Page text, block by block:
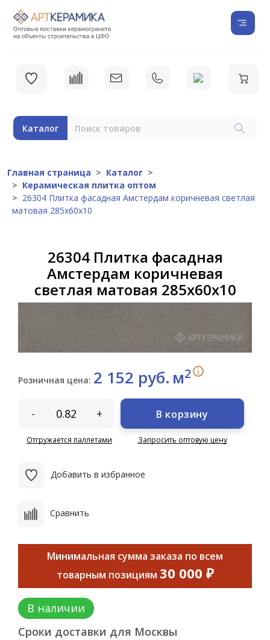
Каталог
Главная страница
Каталог
Керамическая плитка оптом
26304 Плитка фасадная Амстердам коричневая светлая
матовая 285х60х10
26304 Плитка фасадная
Амстердам коричневая
светлая матовая 285х60х10
Розничная цена: 2 152 руб. м2 i
- +
Отгружается паллетами
В корзину
Запросить оптовую цену
Добавить в избранное
Сравнить
Минимальная сумма заказа по всем
товарным позициям 30 000 ₽
В наличии
Сроки доставки для Москвы